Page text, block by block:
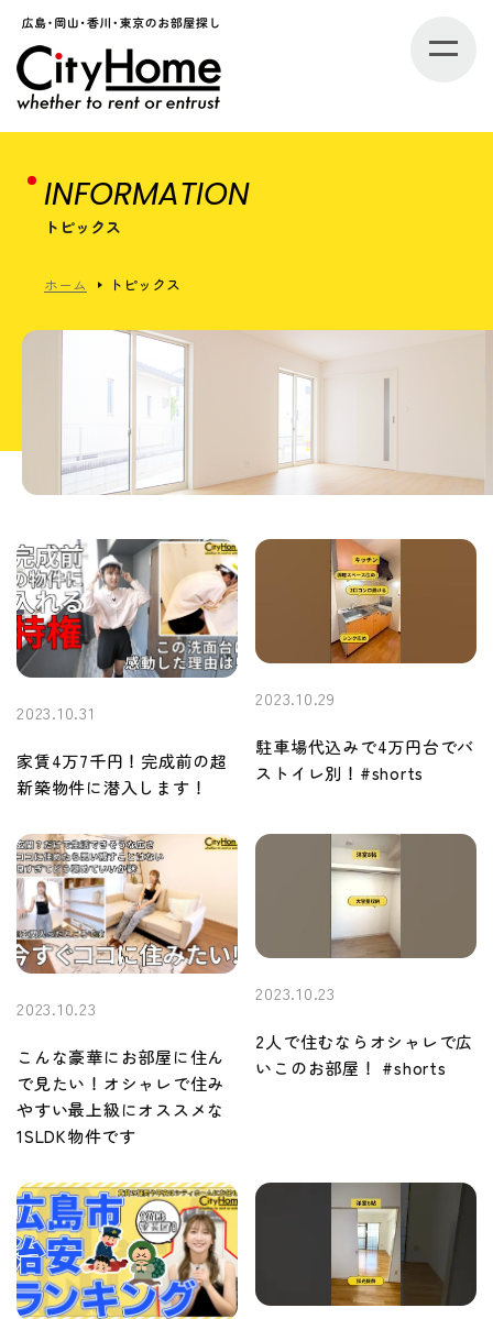
INFORMATION
トピックス
ホーム トピックス
2023.10.31
家賃4万7千円！完成前の超
新築物件に潜入します！
2023.10.29
駐車場代込みで4万円台でバ
ストイレ別！#shorts
2023.10.23
こんな豪華にお部屋に住ん
で見たい！オシャレで住み
やすい最上級にオススメな
1SLDK物件です
2023.10.23
2人で住むならオシャレで広
いこのお部屋！ #shorts